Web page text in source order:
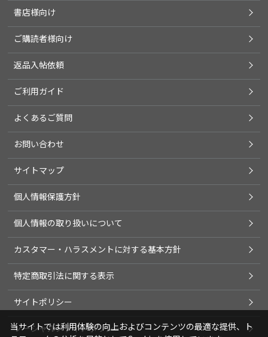
書店様向け
ご購読者様向け
返品入帖依頼
ご利用ガイド
よくあるご質問
お問い合わせ
サイトマップ
個人情報保護方針
個人情報の取り扱いについて
カスタマー・ハラスメントに対する基本方針
特定商取引法に関する表示
サイトポリシー
ソーシャルメディアポリシー
当サイトでは利用体験の向上およびコンテンツの最適な提供、ト